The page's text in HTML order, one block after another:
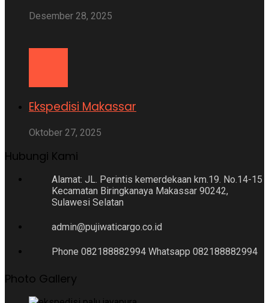
Desember 28, 2025
Ekspedisi Makassar
Oktober 27, 2025
Hubungi Kami
Alamat: JL. Perintis kemerdekaan km.19. No.14-15
Kecamatan Biringkanaya Makassar 90242,
Sulawesi Selatan
admin@pujiwaticargo.co.id
Phone 082188882994 Whatsapp 082188882994
Photo Gallery